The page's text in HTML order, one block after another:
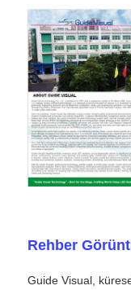
Rehber
Guide Visual,